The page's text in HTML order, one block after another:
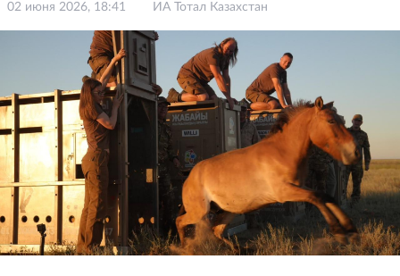
02 июня 2026, 18:41 ИА Тотал Казахстан